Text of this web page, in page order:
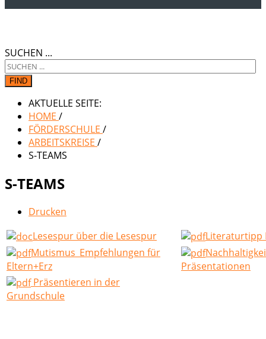
SUCHEN ...
FIND
AKTUELLE SEITE:
HOME /
FÖRDERSCHULE /
ARBEITSKREISE /
S-TEAMS
S-TEAMS
Drucken
Lesespur über die Lesespur
Literaturtipp
Mutismus_Empfehlungen für
Eltern+Erz
Präsentationen
Präsentieren in der
Grundschule